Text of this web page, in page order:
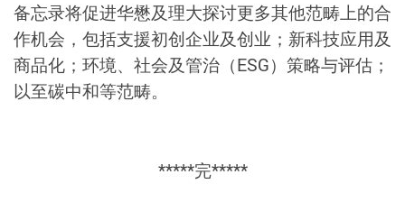
备忘录将促进华懋及理大探讨更多其他范畴上的合
作机会，包括支援初创企业及创业；新科技应用及
商品化；环境、社会及管治（ESG）策略与评估；
以至碳中和等范畴。
*****完*****